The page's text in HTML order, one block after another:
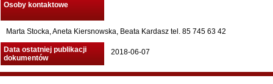
Osoby kontaktowe
Marta Stocka, Aneta Kiersnowska, Beata Kardasz tel. 85 745 63 42
Data ostatniej publikacji
dokumentów
2018-06-07